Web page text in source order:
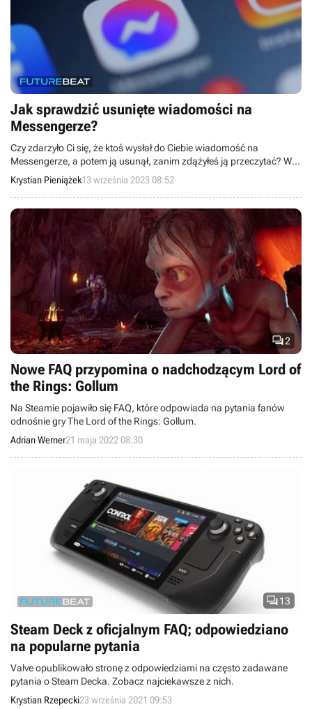
Jak sprawdzić usunięte wiadomości na
Messengerze?
Czy zdarzyło Ci się, że ktoś wysłał do Ciebie wiadomość na
Messengerze, a potem ją usunął, zanim zdążyłeś ją przeczytać? W
tym artykule dowiesz się, jak sprawdzić takie skasowane treści.
Krystian Pieniążek13 września 2023 08:52
2
Nowe FAQ przypomina o nadchodzącym Lord of
the Rings: Gollum
Na Steamie pojawiło się FAQ, które odpowiada na pytania fanów
odnośnie gry The Lord of the Rings: Gollum.
Adrian Werner21 maja 2022 08:30
13
Steam Deck z oficjalnym FAQ; odpowiedziano
na popularne pytania
Valve opublikowało stronę z odpowiedziami na często zadawane
pytania o Steam Decka. Zobacz najciekawsze z nich.
Krystian Rzepecki23 września 2021 09:53